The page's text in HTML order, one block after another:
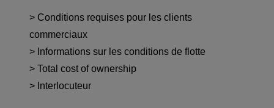
> Conditions requises pour les clients
commerciaux
> Informations sur les conditions de flotte
> Total cost of ownership
> Interlocuteur